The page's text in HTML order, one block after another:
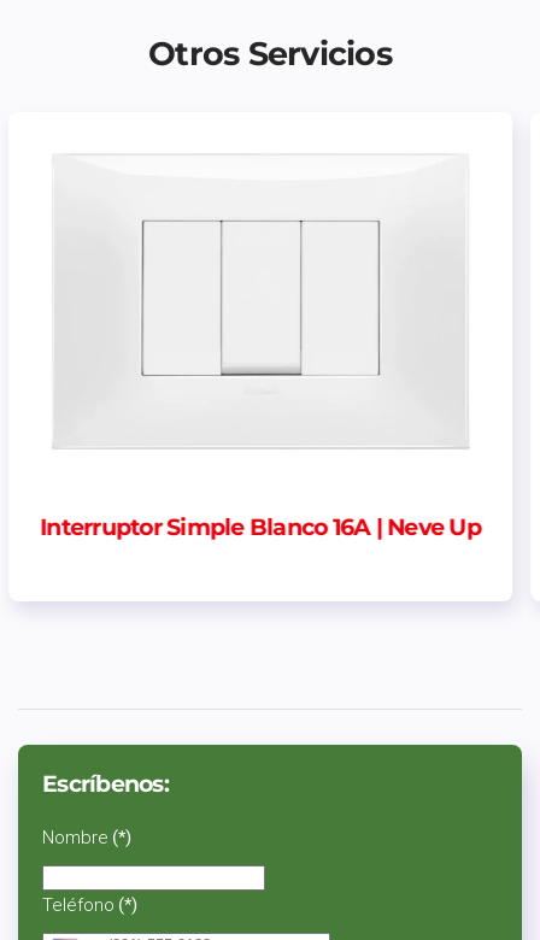
Otros Servicios
Centro de Carga Sobrepuesto Riel Din
Escríbenos:
Nombre (*)
Teléfono (*)